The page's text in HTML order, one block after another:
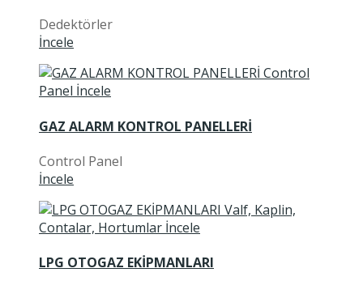
Dedektörler
İncele
GAZ ALARM KONTROL PANELLERİ
Control Panel
İncele
LPG OTOGAZ EKİPMANLARI